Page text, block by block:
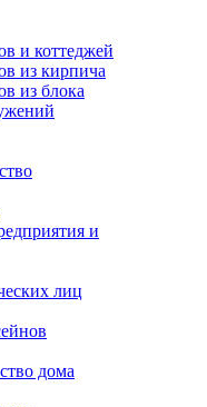
и коттеджей
из кирпича
из блока
и
лиц
дома